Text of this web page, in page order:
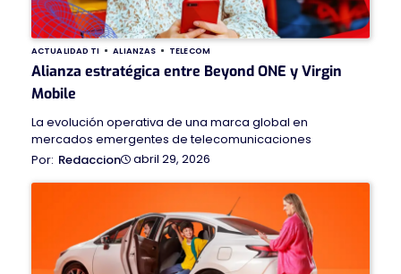
ACTUALIDAD TI ALIANZAS TELECOM
Alianza estratégica entre Beyond ONE y Virgin
Mobile
La evolución operativa de una marca global en
mercados emergentes de telecomunicaciones
Redaccion
abril 29, 2026